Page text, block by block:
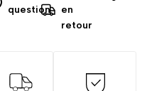
question
en
retour